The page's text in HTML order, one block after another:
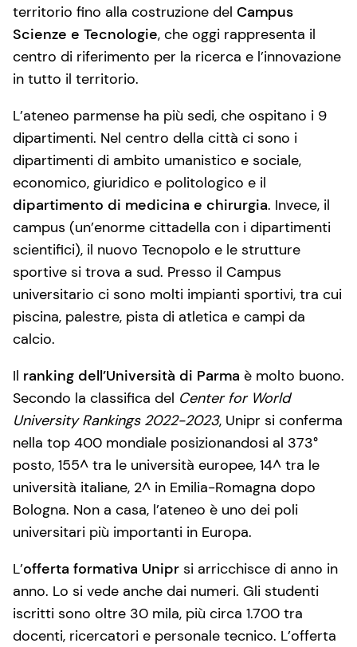
territorio fino alla costruzione del Campus
Scienze e Tecnologie, che oggi rappresenta il
centro di riferimento per la ricerca e l’innovazione
in tutto il territorio.
L’ateneo parmense ha più sedi, che ospitano i 9
dipartimenti. Nel centro della città ci sono i
dipartimenti di ambito umanistico e sociale,
economico, giuridico e politologico e il
dipartimento di medicina e chirurgia. Invece, il
campus (un’enorme cittadella con i dipartimenti
scientifici), il nuovo Tecnopolo e le strutture
sportive si trova a sud. Presso il Campus
universitario ci sono molti impianti sportivi, tra cui
piscina, palestre, pista di atletica e campi da
calcio.
Il ranking dell’Università di Parma è molto buono.
Secondo la classifica del Center for World
University Rankings 2022-2023, Unipr si conferma
nella top 400 mondiale posizionandosi al 373°
posto, 155^ tra le università europee, 14^ tra le
università italiane, 2^ in Emilia-Romagna dopo
Bologna. Non a casa, l’ateneo è uno dei poli
universitari più importanti in Europa.
L’offerta formativa Unipr si arricchisce di anno in
anno. Lo si vede anche dai numeri. Gli studenti
iscritti sono oltre 30 mila, più circa 1.700 tra
docenti, ricercatori e personale tecnico. L’offerta